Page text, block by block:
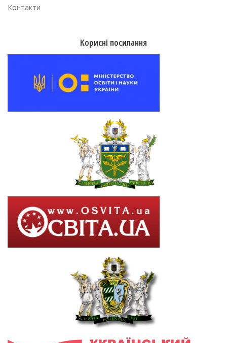
Контакти
Корисні посилання